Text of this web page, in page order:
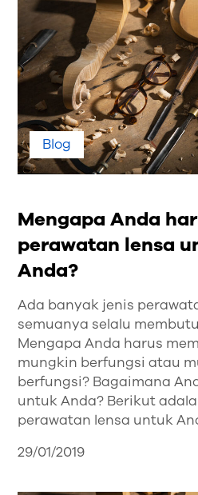
Blog
Mengapa Anda
perawatan lensa
Anda?
Ada banyak jenis
semuanya selalu
Mengapa Anda harus
mungkin berfungsi atau
berfungsi? Bagaimana
untuk Anda? Berikut
perawatan lensa untuk
29/01/2019